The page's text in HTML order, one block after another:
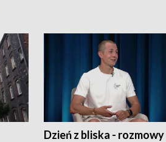
Dzień z bliska - rozmowy